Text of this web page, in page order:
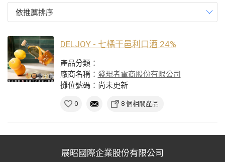
依推薦排序
DELJOY - 七橘干邑利口酒 24%
產品分類：
廠商名稱： 發現者電商股份有限公司
攤位號碼：尚未更新
0 8 個相關產品
展昭國際企業股份有限公司